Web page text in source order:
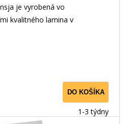
je vyrobená vo
kvalitného lamina v
DO KOŠÍKA
1-3 týdny